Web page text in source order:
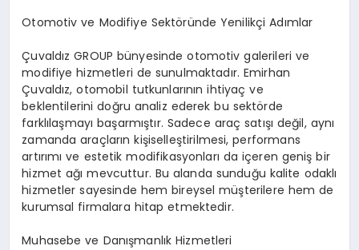
Otomotiv ve Modifiye Sektöründe Yenilikçi Adımlar
Çuvaldız GROUP bünyesinde otomotiv galerileri ve
modifiye hizmetleri de sunulmaktadır. Emirhan
Çuvaldız, otomobil tutkunlarının ihtiyaç ve
beklentilerini doğru analiz ederek bu sektörde
farklılaşmayı başarmıştır. Sadece araç satışı değil, aynı
zamanda araçların kişiselleştirilmesi, performans
artırımı ve estetik modifikasyonları da içeren geniş bir
hizmet ağı mevcuttur. Bu alanda sunduğu kalite odaklı
hizmetler sayesinde hem bireysel müşterilere hem de
kurumsal firmalara hitap etmektedir.
Muhasebe ve Danışmanlık Hizmetleri